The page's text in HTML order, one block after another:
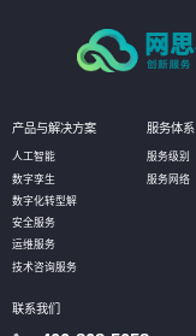
产品与解决方案
人工智能
数字孪生
数字化转型解
安全服务
运维服务
技术咨询服务
服务体系
服务级别
服务网络
联系我们